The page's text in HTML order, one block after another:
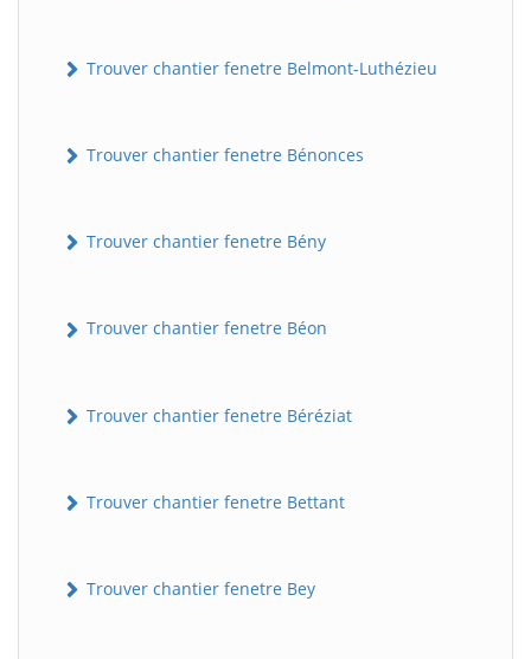
Trouver chantier fenetre Belmont-Luthézieu
Trouver chantier fenetre Bénonces
Trouver chantier fenetre Bény
Trouver chantier fenetre Béon
Trouver chantier fenetre Béréziat
Trouver chantier fenetre Bettant
Trouver chantier fenetre Bey